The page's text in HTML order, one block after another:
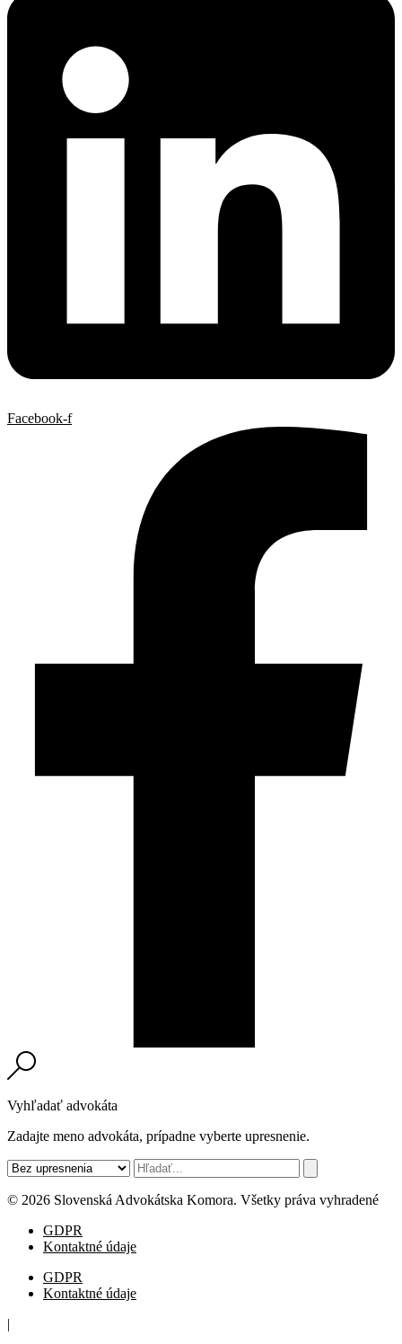
Facebook-f
Vyhľadať advokáta
Zadajte meno advokáta, prípadne vyberte upresnenie.
© 2026 Slovenská Advokátska Komora. Všetky práva vyhradené
GDPR
Kontaktné údaje
GDPR
Kontaktné údaje
|